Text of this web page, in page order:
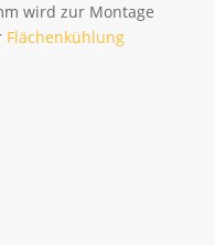
wird zur Montage
Flächenkühlung